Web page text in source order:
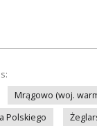
Mrągowo (woj.
Polskiego